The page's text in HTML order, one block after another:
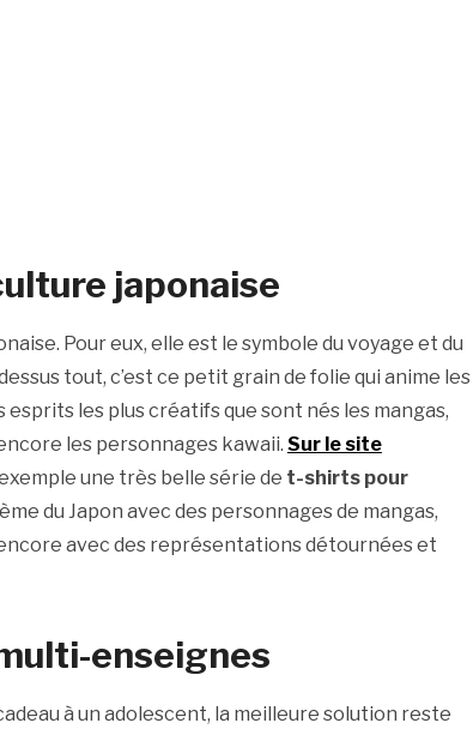
japonaise
Pour eux, elle est le symbole du voyage et du
tout, c’est ce petit grain de folie qui anime les
esprits les plus créatifs que sont nés les mangas,
les personnages kawaii. Sur le site
une très belle série de t-shirts pour
du Japon avec des personnages de mangas,
avec des représentations détournées et
enseignes
à un adolescent, la meilleure solution reste